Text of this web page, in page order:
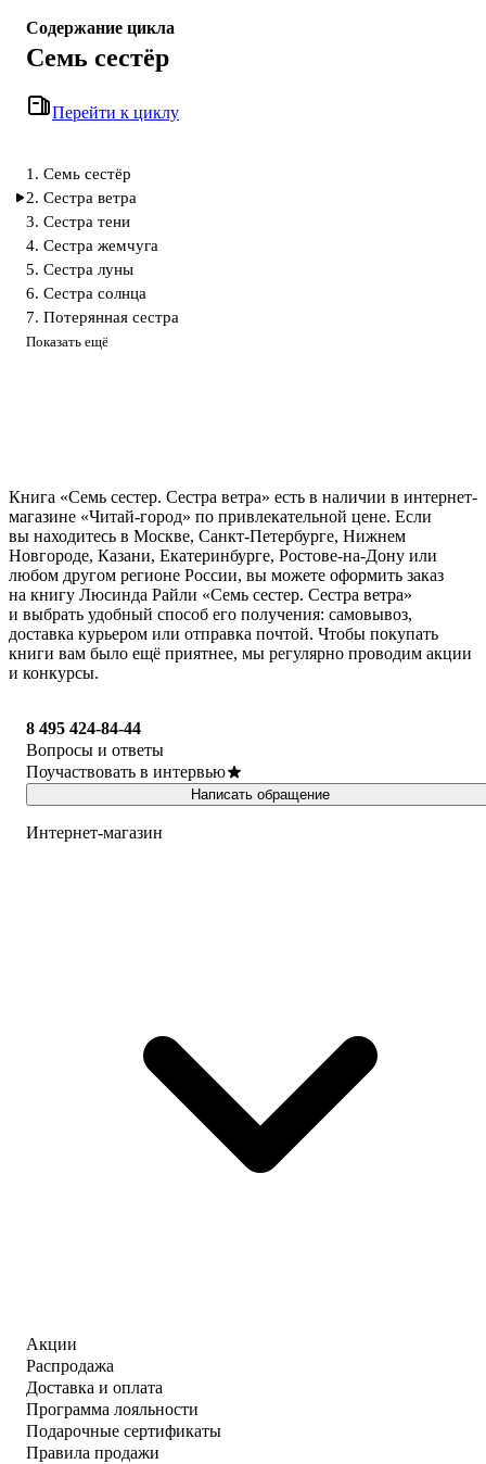
Содержание цикла
Семь сестёр
Перейти к циклу
1. Семь сестёр
2. Сестра ветра
3. Сестра тени
4. Сестра жемчуга
5. Сестра луны
6. Сестра солнца
7. Потерянная сестра
Показать ещё
Книга «Семь сестер. Сестра ветра» есть в наличии в интернет-
магазине «Читай-город» по привлекательной цене. Если
вы находитесь в Москве, Санкт-Петербурге, Нижнем
Новгороде, Казани, Екатеринбурге, Ростове-на-Дону или
любом другом регионе России, вы можете оформить заказ
на книгу Люсинда Райли «Семь сестер. Сестра ветра»
и выбрать удобный способ его получения: самовывоз,
доставка курьером или отправка почтой. Чтобы покупать
книги вам было ещё приятнее, мы регулярно проводим акции
и конкурсы.
8 495 424-84-44
Вопросы и ответы
Поучаствовать в интервью
Написать обращение
Интернет-магазин
Акции
Распродажа
Доставка и оплата
Программа лояльности
Подарочные сертификаты
Правила продажи